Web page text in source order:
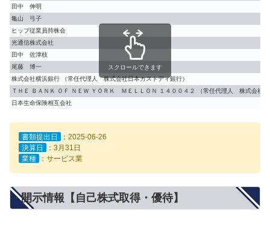
田中 伸明
亀山 弓子
ヒップ従業員持株会
光通信株式会社
田中 佐津枝
尾藤 博一
株式会社横浜銀行 （常任代理人 株式会社日本カストディ銀行）
ＴＨＥ ＢＡＮＫ ＯＦ ＮＥＷ ＹＯＲＫ ＭＥＬＬＯＮ １４００４２ （常任代理人 株式会社
日本生命保険相互会社
スクロールできます
書類提出日
：2025-06-26
決算日
：3月31日
業種
：サービス業
開示情報【自己株式取得・優待】